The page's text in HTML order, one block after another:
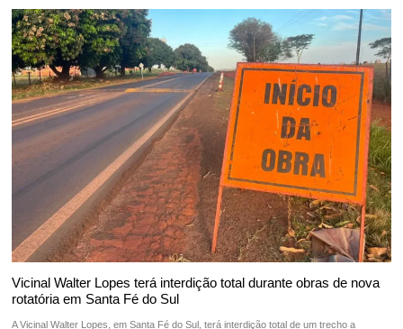
Vicinal Walter Lopes terá interdição total durante obras de nova
rotatória em Santa Fé do Sul
A Vicinal Walter Lopes, em Santa Fé do Sul, terá interdição total de um trecho a